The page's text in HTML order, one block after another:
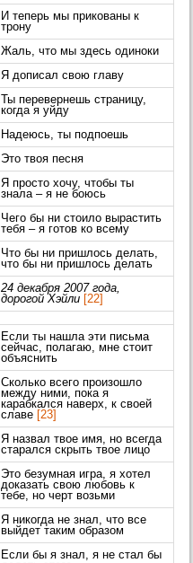
И теперь мы прикованы к
трону
Жаль, что мы здесь одиноки
Я дописал свою главу
Ты перевернешь страницу,
когда я уйду
Надеюсь, ты подпоешь
Это твоя песня
Я просто хочу, чтобы ты
знала – я не боюсь
Чего бы ни стоило вырастить
тебя – я готов ко всему
Что бы ни пришлось делать,
что бы ни пришлось делать
24 декабря 2007 года,
дорогой Хэйли [22]
Если ты нашла эти письма
сейчас, полагаю, мне стоит
объяснить
Сколько всего произошло
между ними, пока я
карабкался наверх, к своей
славе [23]
Я назвал твое имя, но всегда
старался скрыть твое лицо
Это безумная игра, я хотел
доказать свою любовь к
тебе, но черт возьми
Я никогда не знал, что все
выйдет таким образом
Если бы я знал, я не стал бы